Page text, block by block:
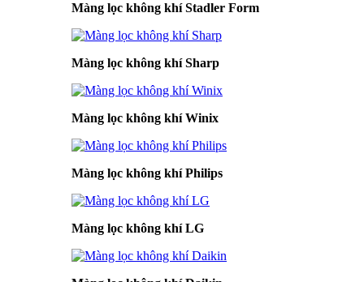
Màng lọc không khí Stadler Form
Màng lọc không khí Sharp
Màng lọc không khí Winix
Màng lọc không khí Philips
Màng lọc không khí LG